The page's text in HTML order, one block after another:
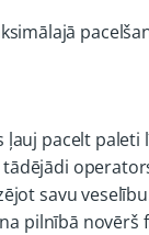
ļauj pacelt
savu
pilnībā novērš